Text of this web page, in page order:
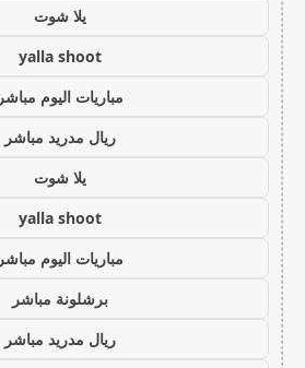
يلا شوت
yalla shoot
مباريات اليوم مباشر
ريال مدريد مباشر
يلا شوت
yalla shoot
مباريات اليوم مباشر
برشلونة مباشر
ريال مدريد مباشر